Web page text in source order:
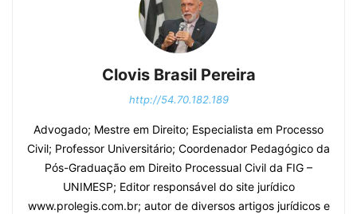
Clovis Brasil Pereira
http://54.70.182.189
Advogado; Mestre em Direito; Especialista em Processo
Civil; Professor Universitário; Coordenador Pedagógico da
Pós-Graduação em Direito Processual Civil da FIG –
UNIMESP; Editor responsável do site jurídico
www.prolegis.com.br; autor de diversos artigos jurídicos e